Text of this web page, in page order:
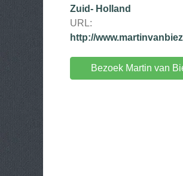
Zuid- Holland
URL:
http://
Bezoek Martin van